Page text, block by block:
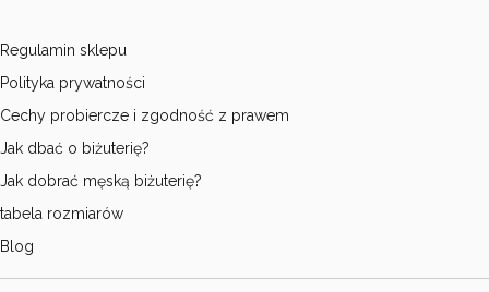
Regulamin sklepu
Polityka prywatności
Cechy probiercze i zgodność z prawem
Jak dbać o biżuterię?
Jak dobrać męską biżuterię?
tabela rozmiarów
Blog